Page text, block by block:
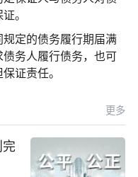
。
定的债务履行期届满
务人履行债务，也可
证责任。
更多